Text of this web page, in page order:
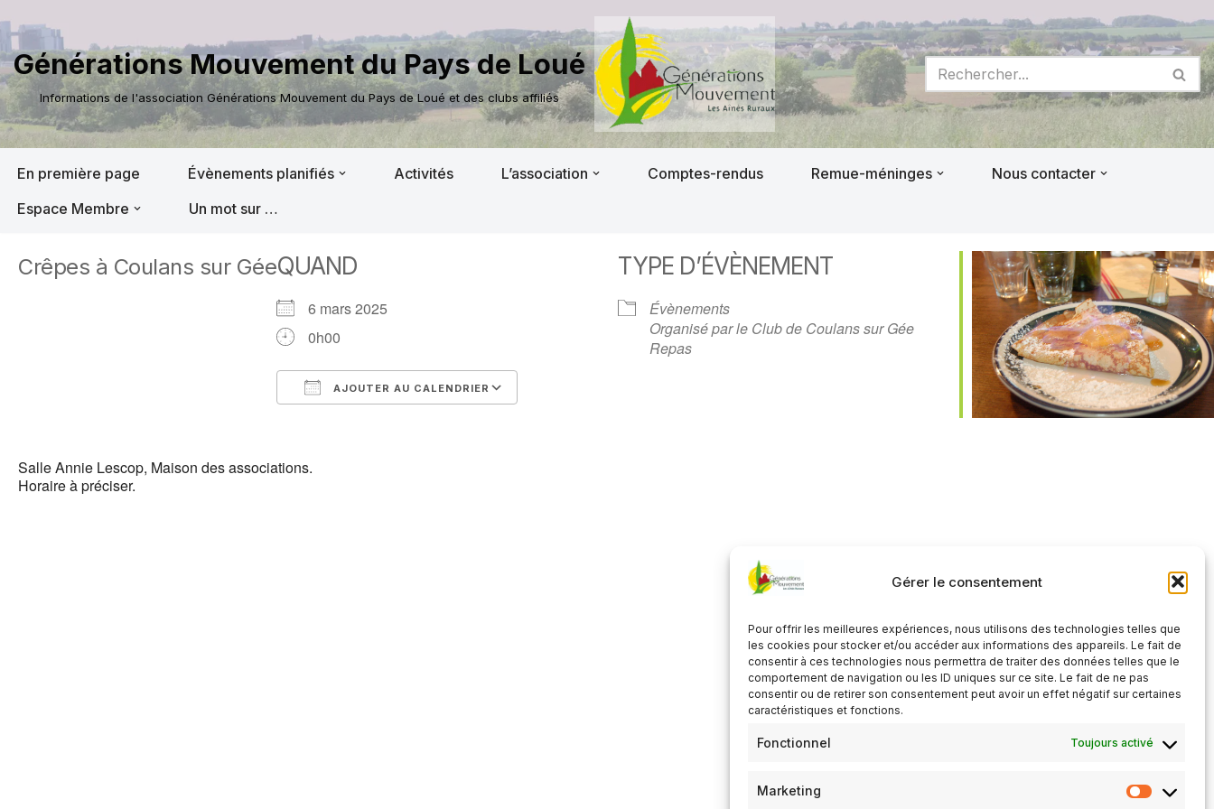
Gérer le consentement
Pour offrir les meilleures expériences, nous utilisons des technologies telles que
les cookies pour stocker et/ou accéder aux informations des appareils. Le fait de
consentir à ces technologies nous permettra de traiter des données telles que le
comportement de navigation ou les ID uniques sur ce site. Le fait de ne pas
consentir ou de retirer son consentement peut avoir un effet négatif sur certaines
caractéristiques et fonctions.
Fonctionnel Toujours activé
Marketing
Aller
au
contenu
Générations Mouvement du Pays de Loué
Informations de l'association Générations Mouvement du Pays de Loué et des clubs affiliés
En première page Évènements planifiés Activités L’association Comptes-rendus Remue-méninges
Nous contacter
Espace Membre
Un mot sur …
Crêpes à Coulans sur GéeQUAND
6 mars 2025
0h00
AJOUTER AU CALENDRIER
Office 365
TYPE D’ÉVÈNEMENT
Évènements
Organisé par le Club de Coulans sur Gée
Repas
Salle Annie Lescop, Maison des associations.
Horaire à préciser.